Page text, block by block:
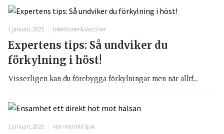
1 januari, 2025 Infektioner & Vacciner
Expertens tips: Så undviker du
förkylning i höst!
Visserligen kan du förebygga förkylningar men när alltf...
1 januari, 2025 När man blir sjuk